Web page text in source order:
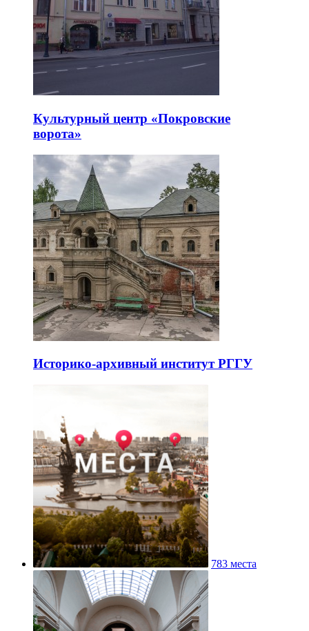
Культурный центр «Покровские
ворота»
Историко-архивный институт РГГУ
783 места